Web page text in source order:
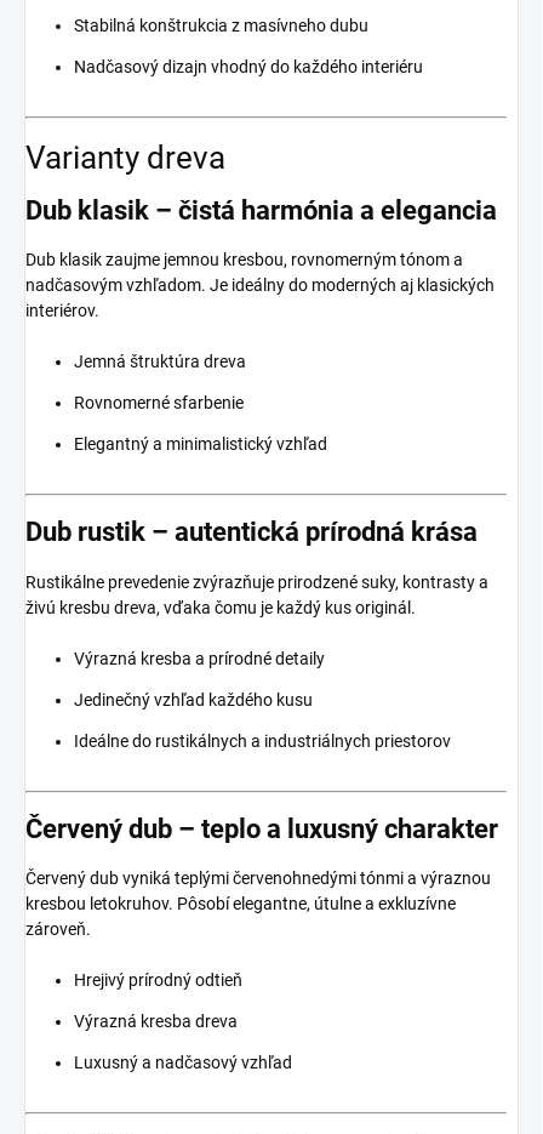
Stabilná konštrukcia z masívneho dubu
Nadčasový dizajn vhodný do každého interiéru
Varianty dreva
Dub klasik – čistá harmónia a elegancia
Dub klasik zaujme jemnou kresbou, rovnomerným tónom a
nadčasovým vzhľadom. Je ideálny do moderných aj klasických
interiérov.
Jemná štruktúra dreva
Rovnomerné sfarbenie
Elegantný a minimalistický vzhľad
Dub rustik – autentická prírodná krása
Rustikálne prevedenie zvýrazňuje prirodzené suky, kontrasty a
živú kresbu dreva, vďaka čomu je každý kus originál.
Výrazná kresba a prírodné detaily
Jedinečný vzhľad každého kusu
Ideálne do rustikálnych a industriálnych priestorov
Červený dub – teplo a luxusný charakter
Červený dub vyniká teplými červenohnedými tónmi a výraznou
kresbou letokruhov. Pôsobí elegantne, útulne a exkluzívne
zároveň.
Hrejivý prírodný odtieň
Výrazná kresba dreva
Luxusný a nadčasový vzhľad